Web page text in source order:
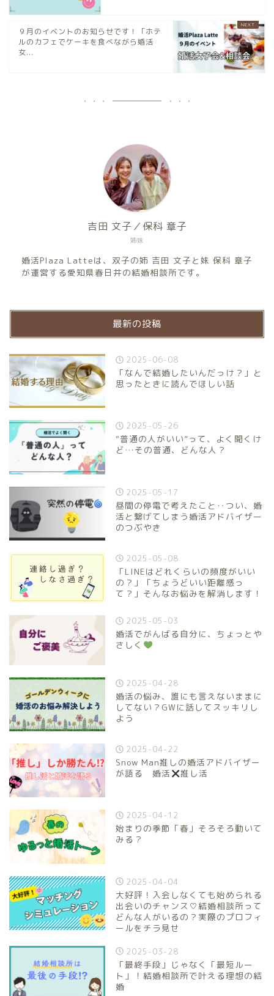
９月のイベントのお知らせです！「ホテ
ルのカフェでケーキを食べながら婚活
女...
姉妹
吉田 文子／保科 章子
婚活Plaza Latteは、双子の姉 吉田 文子と妹 保科 章子
が運営する愛知県春日井の結婚相談所です。
最新の投稿
2025-06-08
「なんで結婚したいんだっけ？」と
思ったときに読んでほしい話
2025-05-26
“普通の人がいい”って、よく聞くけ
ど…その普通、どんな人？
2025-05-17
昼間の停電で考えたこと‥つい、婚
活と繋げてしまう婚活アドバイザー
のつぶやき
2025-05-08
「LINEはどれくらいの頻度がいい
の？」「ちょうどいい距離感っ
て？」そんなお悩みを解消します！
2025-05-03
婚活でがんばる自分に、ちょっとや
さしく
2025-04-28
婚活の悩み、誰にも言えないままに
してない？GWに話してスッキリし
よう
2025-04-22
Snow Man推しの婚活アドバイザー
が語る 婚活
推し活
2025-04-12
始まりの季節「春」そろそろ動いて
みる？
2025-04-04
大好評！入会しなくても始められる
出会いのチャンス♡結婚相談所って
どんな人がいるの？実際のプロフィ
ールをチラ見せ
2025-03-28
「最終手段」じゃなく「最短ルー
ト」！結婚相談所で叶える理想の結
婚